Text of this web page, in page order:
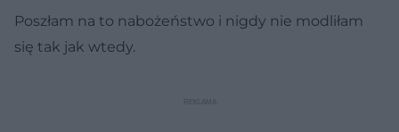
Poszłam na to nabożeństwo i nigdy nie modliłam
się tak jak wtedy.